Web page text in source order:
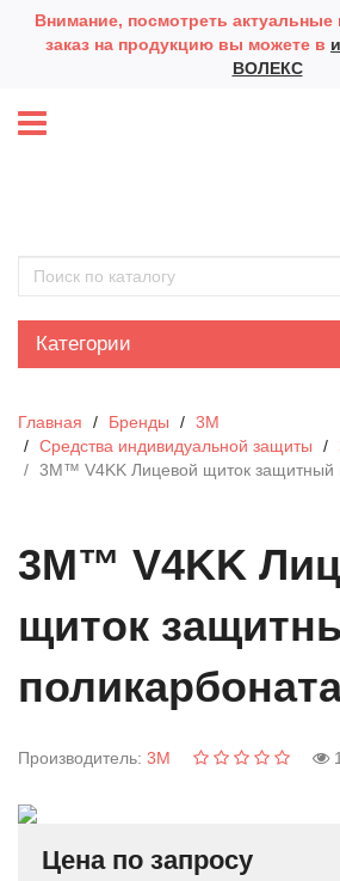
Внимание, посмотреть актуальные
заказ на продукцию вы можете в
ВОЛЕКС
Категории
Главная Бренды
3М
Средства индивидуальной защиты
3M™ V4KK Лицевой щиток защитный
3M™ V4KK
щиток
Производитель 3M
Цена по запросу